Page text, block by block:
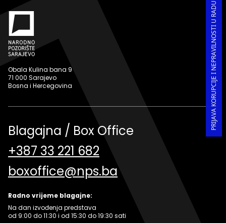
PRIJAVA KORUPCIJE I NEPRAVILNOSTI U RADU
Obala Kulina bana 9
71 000 Sarajevo
Bosna i Hercegovina
Blagajna / Box Office
+387 33 221 682
boxoffice@nps.ba
Radno vrijeme blagajne:
Na dan izvođenja predstava
od 9:00 do 11:30 i od 15:30 do 19:30 sati